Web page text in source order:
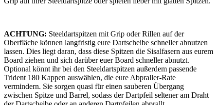
ACHTUNG: Steeldartspitzen mit Grip oder Rillen auf der
Oberfläche können langfristig eure Dartscheibe schneller abnutzen
lassen. Dies liegt daran, dass diese Spitzen die Sisalfasern aus eurem
Board ziehen und sich darüber euer Board schneller abnutzt.
Optional könnt ihr bei den Steeldartspitzen außerdem passende
Trident 180 Kappen auswählen, die eure Abpraller-Rate
vermindern. Sie sorgen quasi für einen sauberen Übergang
zwischen Spitze und Barrel, sodass der Dartpfeil seltener am Draht